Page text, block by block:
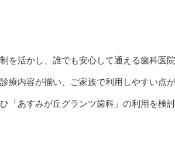
を活かし、誰でも安心して通える歯科医
内容が揃い、ご家族で利用しやすい点が
「あすみが丘グランツ歯科」の利用を検